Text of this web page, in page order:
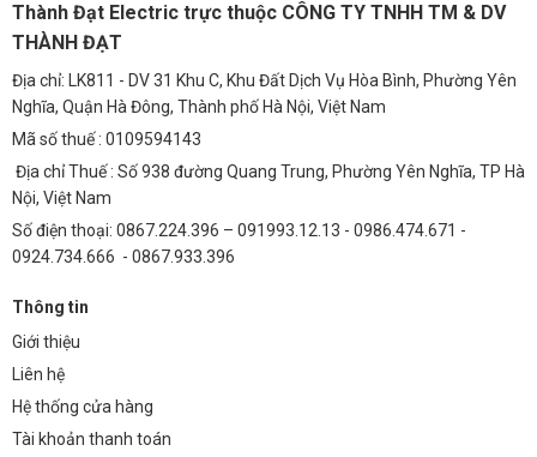
Thành Đạt Electric trực thuộc CÔNG TY TNHH TM & DV
THÀNH ĐẠT
Địa chỉ: LK811 - DV 31 Khu C, Khu Đất Dịch Vụ Hòa Bình, Phường Yên
Nghĩa, Quận Hà Đông, Thành phố Hà Nội, Việt Nam
Mã số thuế : 0109594143
Địa chỉ Thuế : Số 938 đường Quang Trung, Phường Yên Nghĩa, TP Hà
Nội, Việt Nam
Số điện thoại: 0867.224.396 – 091993.12.13 - 0986.474.671 -
0924.734.666 - 0867.933.396
Thông tin
Giới thiệu
Liên hệ
Hệ thống cửa hàng
Tài khoản thanh toán